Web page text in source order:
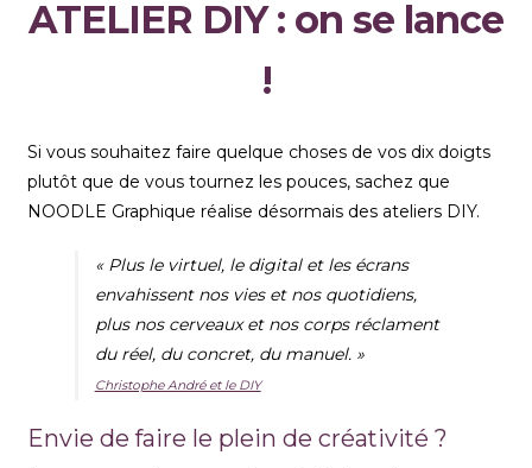
ATELIER DIY : on se lance
!
Si vous souhaitez faire quelque choses de vos dix doigts
plutôt que de vous tournez les pouces, sachez que
NOODLE Graphique réalise désormais des ateliers DIY.
« Plus le virtuel, le digital et les écrans
envahissent nos vies et nos quotidiens,
plus nos cerveaux et nos corps réclament
du réel, du concret, du manuel. »
Christophe André et le DIY
Envie de faire le plein de créativité ?